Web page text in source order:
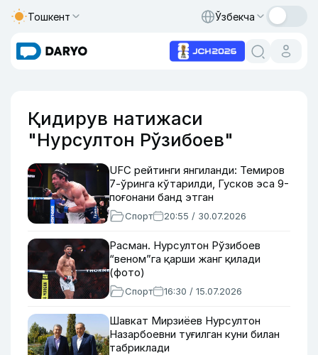
Тошкент Ўзбекча
Қидирув натижаси
"Нурсултон Рўзибоев"
UFC рейтинги янгиланди: Темиров
7-ўринга кўтарилди, Гусков эса 9-
поғонани банд этган
Спорт 20:55 / 30.07.2026
Расман. Нурсултон Рўзибоев
“веном”га қарши жанг қилади
(фото)
Спорт 16:30 / 15.07.2026
Шавкат Мирзиёев Нурсултон
Назарбоевни туғилган куни билан
табриклади